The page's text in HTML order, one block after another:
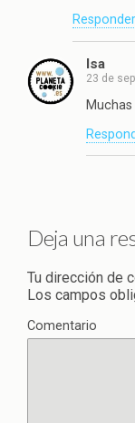
Responder
Isa
23 de
Deja una
Tu dirección de
Los campos
Comentario